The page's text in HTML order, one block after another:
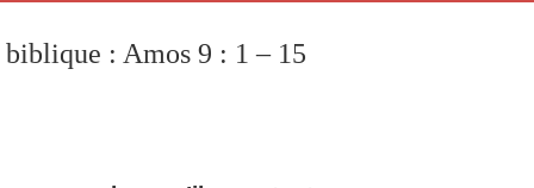
: Amos 9 : 1 – 15